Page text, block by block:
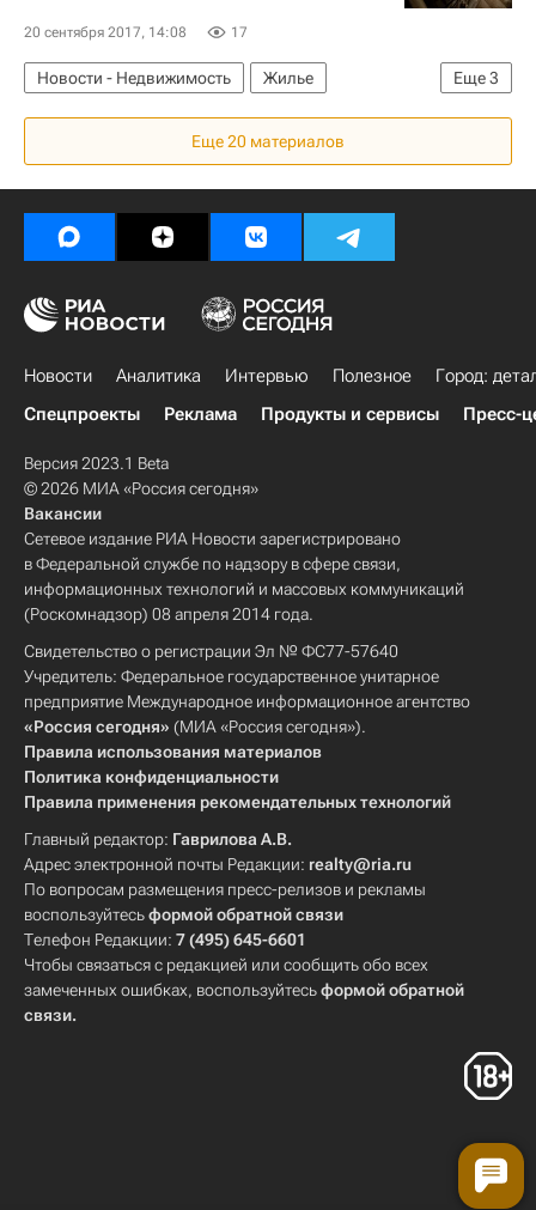
20 сентября 2017, 14:08 17
Еще3
Новости - Недвижимость
Жилье
Строительство
Михаил Мень
Россия
Еще 20 материалов
Новости Аналитика Интервью Полезное
Город:
Спецпроекты
Реклама Продукты и сервисы Пресс-
Версия 2023.1 Beta
© 2026 МИА «Россия сегодня»
Вакансии
Сетевое издание РИА Новости зарегистрировано
в Федеральной службе по надзору в сфере связи,
информационных технологий и массовых коммуникаций
(Роскомнадзор) 08 апреля 2014 года.
Свидетельство о регистрации Эл № ФС77-57640
Учредитель: Федеральное государственное унитарное
предприятие Международное информационное агентство
«Россия сегодня» (МИА «Россия сегодня»).
Правила использования материалов
Политика конфиденциальности
Правила применения рекомендательных технологий
Главный редактор: Гаврилова А.В.
Адрес электронной почты Редакции: realty@ria.ru
По вопросам размещения пресс-релизов и рекламы
воспользуйтесьформой обратной связи
Телефон Редакции: 7 (495) 645-6601
Чтобы связаться с редакцией или сообщить обо всех
замеченных ошибках, воспользуйтесьформой обратной
связи.